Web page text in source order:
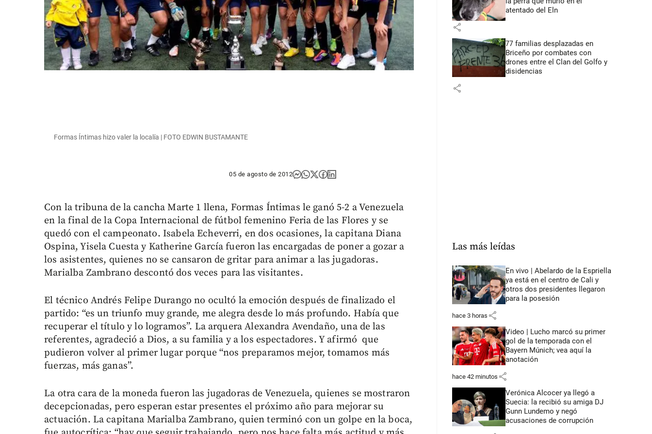
Formas Íntimas hizo valer la localía | FOTO EDWIN BUSTAMANTE
05 de agosto de 2012
Con la tribuna de la cancha Marte 1 llena, Formas Íntimas le ganó 5-2 a Venezuela
en la final de la Copa Internacional de fútbol femenino Feria de las Flores y se
quedó con el campeonato. Isabela Echeverri, en dos ocasiones, la capitana Diana
Ospina, Yisela Cuesta y Katherine García fueron las encargadas de poner a gozar a
los asistentes, quienes no se cansaron de gritar para animar a las jugadoras.
Marialba Zambrano descontó dos veces para las visitantes.
El técnico Andrés Felipe Durango no ocultó la emoción después de finalizado el
partido: “es un triunfo muy grande, me alegra desde lo más profundo. Había que
recuperar el título y lo logramos”. La arquera Alexandra Avendaño, una de las
referentes, agradeció a Dios, a su familia y a los espectadores. Y afirmó que
pudieron volver al primer lugar porque “nos preparamos mejor, tomamos más
fuerzas, más ganas”.
La otra cara de la moneda fueron las jugadoras de Venezuela, quienes se mostraron
decepcionadas, pero esperan estar presentes el próximo año para mejorar su
actuación. La capitana Marialba Zambrano, quien terminó con un golpe en la boca,
atentado del Eln
share
77 familias desplazadas en
Briceño por combates con
drones entre el Clan del Golfo y
disidencias
share
Las más leídas
En vivo | Abelardo de la Espriella
ya está en el centro de Cali y
otros dos presidentes llegaron
para la posesión
hace 3 horas share
Video | Lucho marcó su primer
gol de la temporada con el
Bayern Múnich; vea aquí la
anotación
hace 42 minutos share
Verónica Alcocer ya llegó a
Suecia: la recibió su amiga DJ
Gunn Lundemo y negó
acusaciones de corrupción